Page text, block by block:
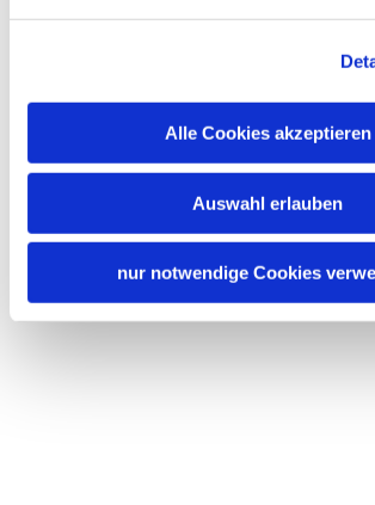
Alle Cookies akzeptieren
Auswahl erlauben
nur notwendige Cookies